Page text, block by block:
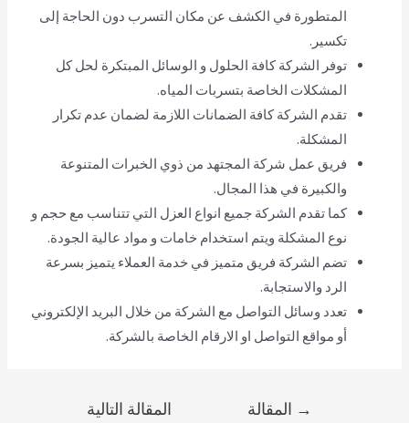
المتطورة في الكشف عن مكان التسرب دون الحاجة إلى
تكسير.
توفر الشركة كافة الحلول و الوسائل المبتكرة لحل كل
المشكلات الخاصة بتسربات المياه.
تقدم الشركة كافة الضمانات اللازمة لضمان عدم تكرار
المشكلة.
فريق عمل شركة المجتهد من ذوي الخبرات المتنوعة
والكبيرة في هذا المجال.
كما تقدم الشركة جميع انواع العزل التي تتناسب مع حجم و
نوع المشكلة ويتم استخدام خامات و مواد عالية الجودة.
تضم الشركة فريق متميز في خدمة العملاء يتميز بسرعة
الرد والاستجابة.
تعدد وسائل التواصل مع الشركة من خلال البريد الإلكتروني
أو مواقع التواصل او الارقام الخاصة بالشركة.
→ المقالة
المقالة التالية